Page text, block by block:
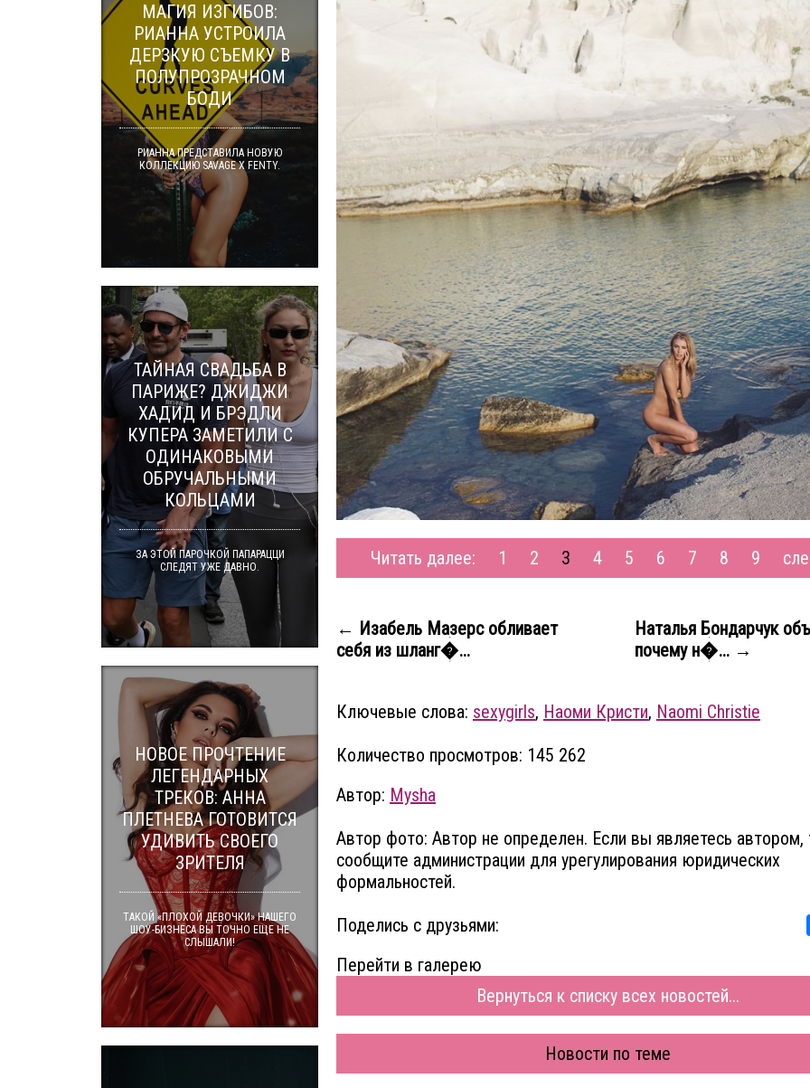
Читать далее: 1 2 3 4 5 6 7 8 9
← Изабель Мазерс обливает
себя из шланг�...
Наталья Бондарчук
почему н�... →
Ключевые слова: sexygirls, Наоми Кристи, Naomi Christie
Количество просмотров: 145 262
Автор: Mysha
Автор фото: Автор не определен. Если вы являетесь автором,
сообщите администрации для урегулирования юридических
формальностей.
Поделись с друзьями:
Перейти в галерею
Вернуться к списку всех новостей...
Новости по теме
МАГИЯ ИЗГИБОВ:
РИАННА УСТРОИЛА
ДЕРЗКУЮ СЪЕМКУ В
ПОЛУПРОЗРАЧНОМ
БОДИ
РИАННА ПРЕДСТАВИЛА НОВУЮ
КОЛЛЕКЦИЮ SAVAGE X FENTY.
ТАЙНАЯ СВАДЬБА В
ПАРИЖЕ? ДЖИДЖИ
ХАДИД И БРЭДЛИ
КУПЕРА ЗАМЕТИЛИ С
ОДИНАКОВЫМИ
ОБРУЧАЛЬНЫМИ
КОЛЬЦАМИ
ЗА ЭТОЙ ПАРОЧКОЙ ПАПАРАЦЦИ
СЛЕДЯТ УЖЕ ДАВНО.
НОВОЕ ПРОЧТЕНИЕ
ЛЕГЕНДАРНЫХ
ТРЕКОВ: АННА
ПЛЕТНЕВА ГОТОВИТСЯ
УДИВИТЬ СВОЕГО
ЗРИТЕЛЯ
ТАКОЙ «ПЛОХОЙ ДЕВОЧКИ» НАШЕГО
ШОУ-БИЗНЕСА ВЫ ТОЧНО ЕЩЕ НЕ
СЛЫШАЛИ!